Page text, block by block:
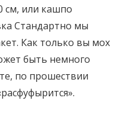
см, или кашпо
Стандартно мы
Как только вы мох
быть немного
по прошествии